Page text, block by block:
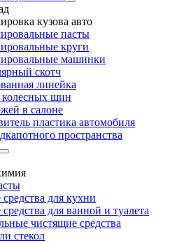
кузова авто
пасты
круги
машинки
cкотч
линейка
колесных шин
в салоне
пластика автомобиля
пространства
для кухни
для ванной и туалета
чистящие средства
стекол